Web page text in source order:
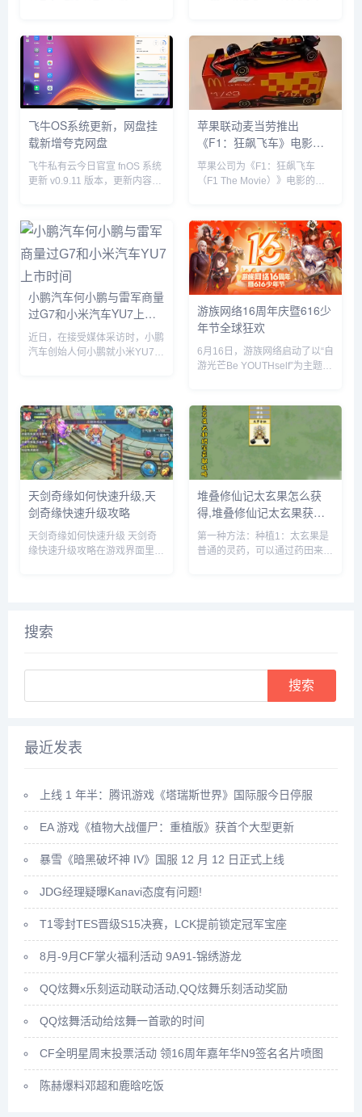
自己也去吃饭了”。没想到，当
天邓超就在微博发文回应：“反
正就是在一起呗”，配文简短却...
飞牛OS系统更新，网盘挂
载新增夸克网盘
飞牛私有云今日官宣 fnOS 系统
更新 v0.9.11 版本，更新内容包
置、优化硬盘类型（HDD、
SSD）的识别等。飞牛 f...
苹果联动麦当劳推出
《F1：狂飙飞车》电影套
餐
苹果公司为《F1：狂飙飞车
（F1 The Movie）》电影的全
味合作，粉丝们可以购买 F1 主
题套餐，并把独家定制的迷你赛
车带回家。...
小鹏汽车何小鹏与雷军商量
过G7和小米汽车YU7上市
时间
近日，在接受媒体采访时，小鹏
汽车创始人何小鹏就小米YU7的
间进行了多次深入讨论。在交流
过程中，何小鹏对小米YU7的...
游族网络16周年庆暨616少
年节全球狂欢
6月16日，游族网络启动了以“自
游光芒Be YOUTHself”为主题的
狂欢嘉年华，更集结了旗下产品
为全球玩家带来了庆生版本更新
及包含616...
天剑奇缘如何快速升级,天
剑奇缘快速升级攻略
天剑奇缘如何快速升级 天剑奇
缘快速升级攻略在游戏界面里，
悬赏任务，完成这些任务后，就
可以...
堆叠修仙记太玄果怎么获
得,堆叠修仙记太玄果获得
方法
第一种方法：种植1：太玄果是
普通的灵药，可以通过药田来种
搜索
最近发表
上线 1 年半：腾讯游戏《塔瑞斯世界》国际服今日停服
EA 游戏《植物大战僵尸：重植版》获首个大型更新
暴雪《暗黑破坏神 IV》国服 12 月 12 日正式上线
JDG经理疑曝Kanavi态度有问题!
T1零封TES晋级S15决赛，LCK提前锁定冠军宝座
8月-9月CF掌火福利活动 9A91-锦绣游龙
QQ炫舞x乐刻运动联动活动,QQ炫舞乐刻活动奖励
QQ炫舞活动给炫舞一首歌的时间
CF全明星周末投票活动 领16周年嘉年华N9签名名片喷图
陈赫爆料邓超和鹿晗吃饭